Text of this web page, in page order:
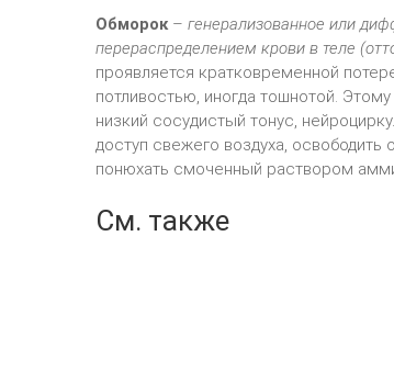
Обморок– генерализованное или
перераспределением крови в теле
проявляется кратковременной
потливостью, иногда тошнотой.
низкий сосудистый тонус,
доступ свежего воздуха,
понюхать смоченный раствором
См. также